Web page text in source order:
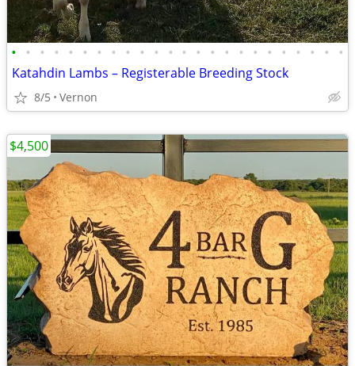
• • • • • • • • • • • • • • • • • • • • • • • •
Katahdin Lambs – Registerable Breeding Stock
8/5 Vernon
$4,500